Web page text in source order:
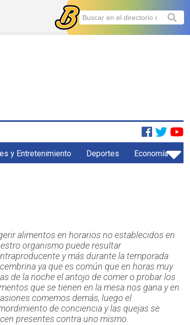
y Entretenimiento Deportes Economía
alimentos en horarios no establecidos en
organismo puede resultar
y más durante la temporada
ya que es común que en horas muy
de la noche el antojo de comer o probar los
que se tienen en la mesa nos gana y en
comemos demás, luego el
de conciencia y las quejas se
presentes contra uno mismo.